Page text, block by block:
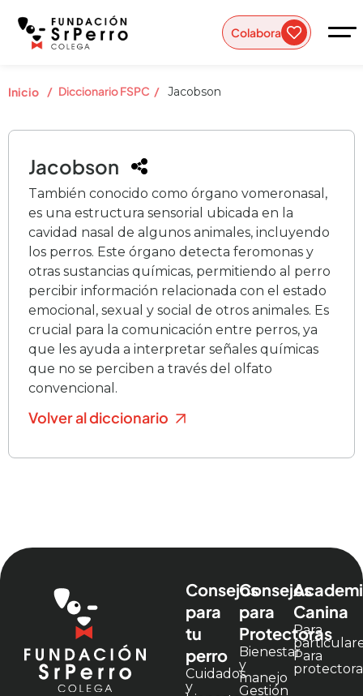
Colabora
Inicio / Diccionario FSPC / Jacobson
Jacobson
También conocido como órgano vomeronasal,
es una estructura sensorial ubicada en la
cavidad nasal de algunos animales, incluyendo
los perros. Este órgano detecta feromonas y
otras sustancias químicas, permitiendo al perro
percibir información relacionada con el estado
emocional, sexual y social de otros animales. Es
crucial para la comunicación entre perros, ya
que les ayuda a interpretar señales químicas
que no se perciben a través del olfato
convencional.
Volver al diccionario
Consejos
para
tu
perro
Cuidados
y
Consejos
para
Protectoras
Bienestar
y
manejo
Gestión
Canina
Para
Para